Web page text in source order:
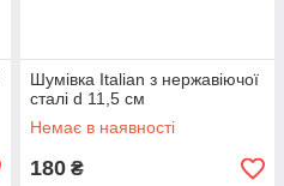
Шумівка Italian з нержавіючої
сталі d 11,5 см
Немає в наявності
180 ₴